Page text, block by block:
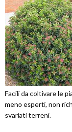
Facili da coltivare le
meno esperti, non
svariati terreni.